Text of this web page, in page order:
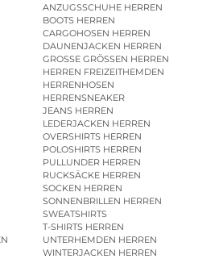
ANZUGSSCHUHE HERREN
BOOTS HERREN
CARGOHOSEN HERREN
DAUNENJACKEN HERREN
GROSSE GRÖSSEN HERREN
HERREN FREIZEITHEMDEN
HERRENHOSEN
HERRENSNEAKER
JEANS HERREN
LEDERJACKEN HERREN
OVERSHIRTS HERREN
POLOSHIRTS HERREN
PULLUNDER HERREN
RUCKSÄCKE HERREN
SOCKEN HERREN
SONNENBRILLEN HERREN
SWEATSHIRTS
T-SHIRTS HERREN
UNTERHEMDEN HERREN
WINTERJACKEN HERREN